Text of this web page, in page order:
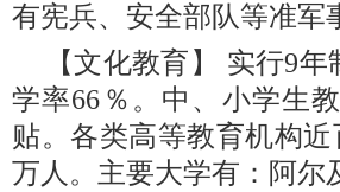
有宪兵、安全部队等准军
【文化教育】 实行9
学率66％。中、小学生
贴。各类高等教育机构近
万人。主要大学有：阿尔